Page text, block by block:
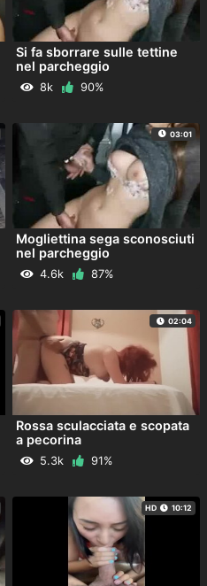
Si fa sborrare sulle tettine
nel parcheggio
8k 90%
03:01
Mogliettina sega sconosciuti
nel parcheggio
4.6k 87%
02:04
Rossa sculacciata e scopata
a pecorina
5.3k 91%
HD 10:12